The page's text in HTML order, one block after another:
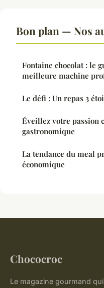
Bon plan — Nos
Fontaine chocolat : le
meilleure machine
Le défi : Un repas 3
Éveillez votre passion
gastronomique
La tendance du meal
économique
Chococroc
Le magazine gourmand